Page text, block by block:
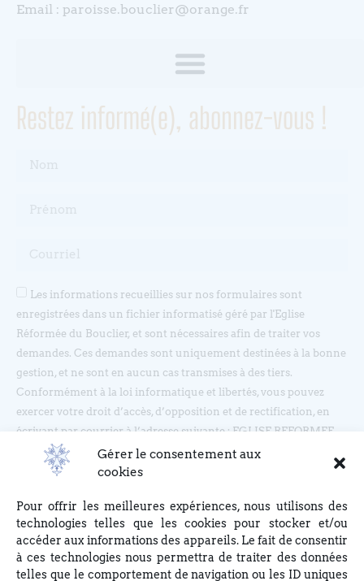
Gérer le consentement aux
cookies
Pour offrir les meilleures expériences, nous utilisons des
technologies telles que les cookies pour stocker et/ou
accéder aux informations des appareils. Le fait de consentir
à ces technologies nous permettra de traiter des données
telles que le comportement de navigation ou les ID uniques
Email : paroisse.bouclier@orange.fr
Restez informé(e), abonnez-vous !
Les informations recueillies sur nos formulaires sont
enregistrées dans un fichier informatisé géré par l'Eglise
Réformée du Bouclier, et sont nécessaires afin de traiter vos
demandes. Ces demandes sont uniquement destinées à la bonne
gestion, et ne sont en aucun cas transmises à des tiers.
Conformément à la loi informatique et libertés, vous pouvez
exercer votre droit d’accès, d’opposition et de rectification, en
écrivant par courrier à l’adresse suivante : EGLISE REFORMEE
DU BOUCLIER, 4 rue du Bouclier, 67000 STRASBOURG ou en
écrivant à eglise(at)lebouclier.fr
Je m'abonne